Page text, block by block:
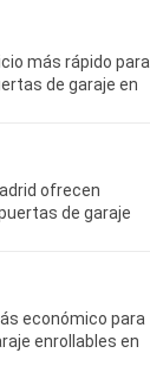
más rápido para
de garaje en
ofrecen
de garaje
económico para
enrollables en